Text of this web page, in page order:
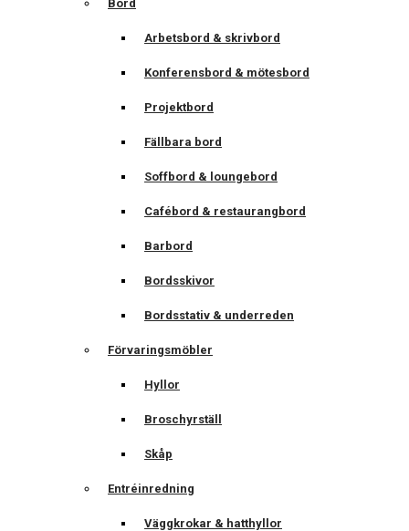
Bord
Arbetsbord & skrivbord
Konferensbord & mötesbord
Projektbord
Fällbara bord
Soffbord & loungebord
Cafébord & restaurangbord
Barbord
Bordsskivor
Bordsstativ & underreden
Förvaringsmöbler
Hyllor
Broschyrställ
Skåp
Entréinredning
Väggkrokar & hatthyllor